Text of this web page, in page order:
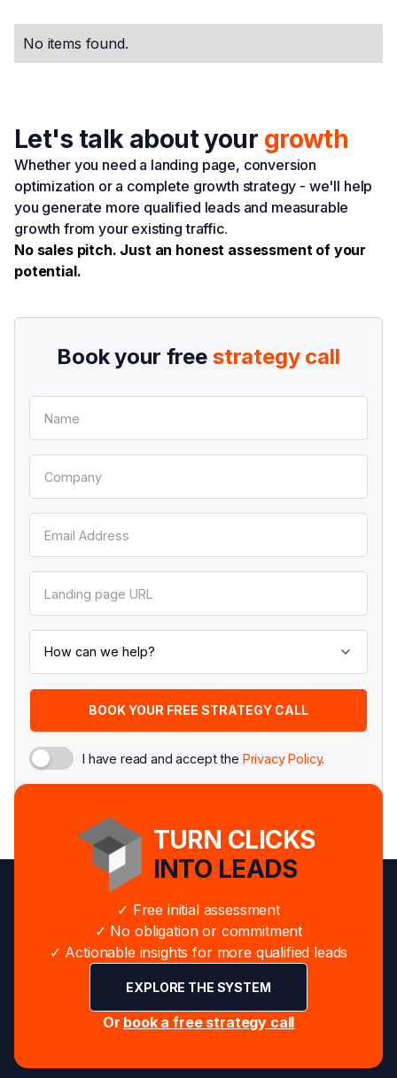
No items found.
Let's talk about your growth
Whether you need a landing page, conversion
optimization or a complete growth strategy - we'll help
you generate more qualified leads and measurable
growth from your existing traffic.
No sales pitch. Just an honest assessment of your
potential.
Book your free strategy call
I have read and accept the Privacy Policy.
TURN CLICKS
INTO LEADS
✓ Free initial assessment
✓ No obligation or commitment
✓ Actionable insights for more qualified leads
EXPLORE THE SYSTEM
Or book a free strategy call